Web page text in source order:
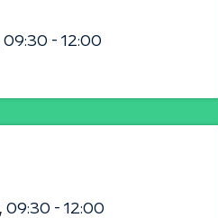
09:30 - 12:00
09:30 - 12:00